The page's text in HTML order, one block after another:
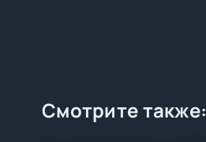
Смотрите также: